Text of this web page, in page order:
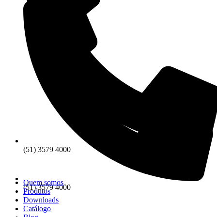
(51) 3579 4000
(51) 3579 4000
Quem somos
Produtos
Downloads
Catálogo